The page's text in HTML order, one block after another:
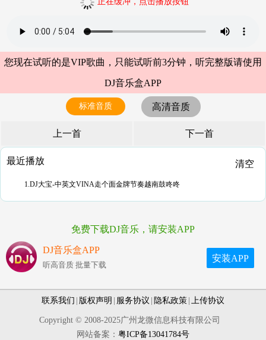
您现在试听的是VIP歌曲，只能试听前3分钟，听完整版请使用
DJ音乐盒APP
标准音质 高清音质
上一首 下一首
最近播放 清空
1.DJ大宝-中英文VINA走个面金牌节奏越南鼓咚咚
免费下载DJ音乐，请安装APP
DJ音乐盒APP
听高音质 批量下载
安装APP
联系我们 版权声明 服务协议 隐私政策 上传协议
Copyright © 2008-2025广州龙微信息科技有限公司
网站备案： 粤ICP备13041784号